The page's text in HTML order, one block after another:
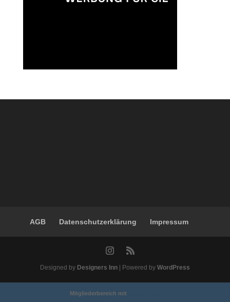
AGB Datenschutzerklärung Impressum
Designed by Designers Inn| Powered by WordPress
Mitgliederbereich mit